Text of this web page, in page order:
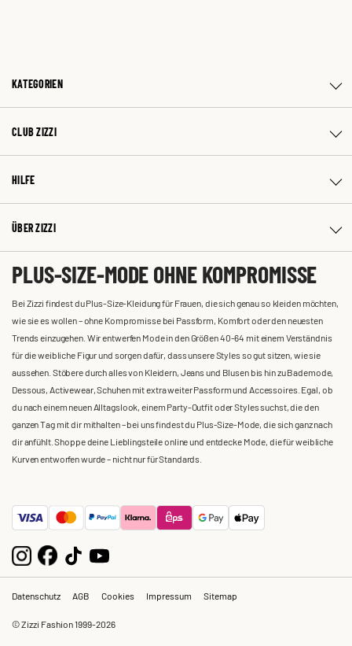
KATEGORIEN
CLUB ZIZZI
HILFE
ÜBER ZIZZI
PLUS-SIZE-MODE OHNE KOMPROMISSE
Bei Zizzi findest du Plus-Size-Kleidung für Frauen, die sich genau so kleiden möchten,
wie sie es wollen – ohne Kompromisse bei Passform, Komfort oder den neuesten
Trends einzugehen. Wir entwerfen Mode in den Größen 40-64 mit einem Verständnis
für die weibliche Figur und sorgen dafür, dass unsere Styles so gut sitzen, wie sie
aussehen. Stöbere durch alles von Kleidern, Jeans und Blusen bis hin zu Bademode,
Dessous, Activewear, Schuhen mit extra weiter Passform und Accessoires. Egal, ob
du nach einem neuen Alltagslook, einem Party-Outfit oder Styles suchst, die den
ganzen Tag mit dir mithalten – bei uns findest du Plus-Size-Mode, die sich ganz nach
dir anfühlt. Shoppe deine Lieblingsteile online und entdecke Mode, die für weibliche
Kurven entworfen wurde – nicht nur für Standards.
Datenschutz AGB Cookies Impressum Sitemap
© Zizzi Fashion 1999-2026